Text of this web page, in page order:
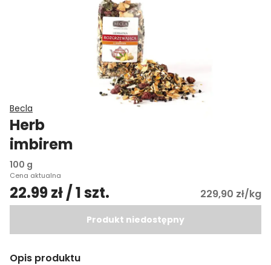
Becla
Herbata rozgrzewająca z
imbirem
100 g
Cena aktualna
22.99 zł / 1 szt. 229,90 zł/kg
Produkt niedostępny
Opis produktu